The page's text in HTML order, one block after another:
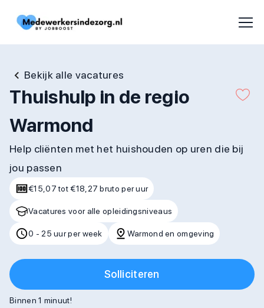
Bekijk alle vacatures
Thuishulp in de regio
Warmond
Help cliënten met het huishouden op uren die bij
jou passen
€15,07 tot €18,27 bruto per uur
Vacatures voor alle opleidingsniveaus
0 - 25 uur per week Warmond en omgeving
Solliciteren
Binnen 1 minuut!